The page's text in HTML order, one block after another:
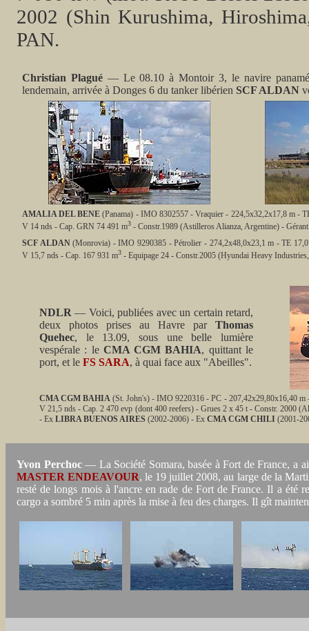
2002 (Shin Kurushima,
PAN.
Christian Plagué— Le 08.10 à Montoir 3, le navire
lendemain, arrivée à Donges 6 du tanker libérien SCF ALDAN
AMALIA DEL BENE (Panama) - IMO 8302557 - Vraquier - 224,5x32,2x17,8 m
V 14 nds - Cap. GRN 74 491 m3 - Constr.1989 (Astilleros Alianza, Argentine) -
SCF ALDAN(Monrovia) - IMO 9290385 - Pétrolier - 274,2x48,0x23,1 m - TE
V 15,7 nds - Cap. 167 931 m3 - Equipage 24 - Constr.2005 (Hyundai Heavy
NDLR — Voici, publiées avec un certain retard,
deux photos prises au Havre par Thomas
Quehec, le 13.09, sous une belle lumière
vespérale : le CMA CGM BAHIA, quittant le
port, et le FS SARA, à quai face aux "Abeilles".
CMA CGM BAHIA (St. John's) - IMO 9220316 - PC - 207,42x29,80x16,40
V 21,5 nds - Cap. 2 470 evp (dont 400 reefers) - Grues 2 x 45 t - Constr. 2000
- Ex LIBRA BUENOS AIRES (2002-2006) - Ex CMA CGM CHILI (2001-
Yvon Perchoc— La Société Somara, basée à Fort de France, a
MASTER ENDEAVOUR, le 19 juillet 2008, au large de la
resté de longs mois à l'ancre en rade de Fort de France. Il a été
cargo a sombré 5 min après la mise à feu des charges. Il gît